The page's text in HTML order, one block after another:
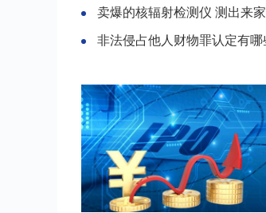
卖爆的核辐射检测仪 测出来
非法侵占他人财物罪认定有哪